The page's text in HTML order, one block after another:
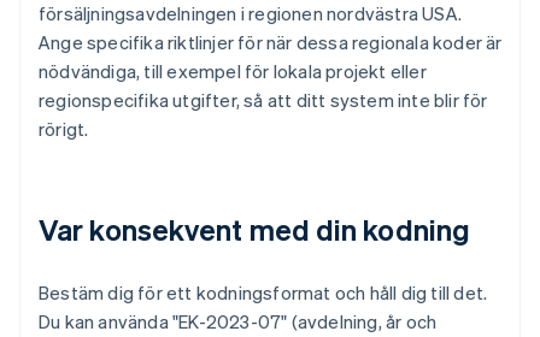
försäljningsavdelningen i regionen nordvästra USA.
Ange specifika riktlinjer för när dessa regionala koder är
nödvändiga, till exempel för lokala projekt eller
regionspecifika utgifter, så att ditt system inte blir för
rörigt.
Var konsekvent med din kodning
Bestäm dig för ett kodningsformat och håll dig till det.
Du kan använda "EK-2023-07" (avdelning, år och